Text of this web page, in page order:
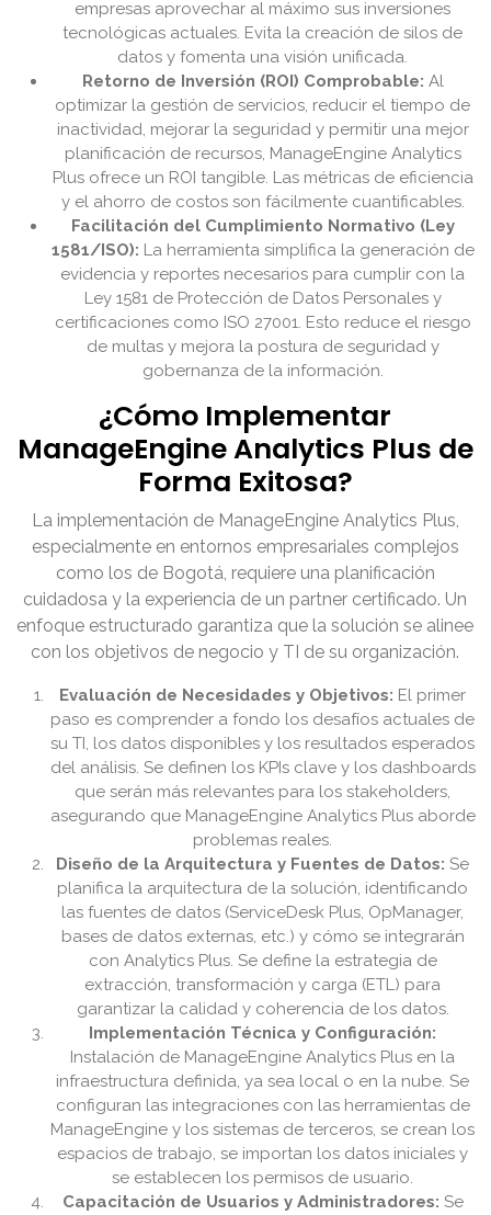
empresas aprovechar al máximo sus inversiones
tecnológicas actuales. Evita la creación de silos de
datos y fomenta una visión unificada.
Retorno de Inversión (ROI) Comprobable: Al
optimizar la gestión de servicios, reducir el tiempo de
inactividad, mejorar la seguridad y permitir una mejor
planificación de recursos, ManageEngine Analytics
Plus ofrece un ROI tangible. Las métricas de eficiencia
y el ahorro de costos son fácilmente cuantificables.
Facilitación del Cumplimiento Normativo (Ley
1581/ISO): La herramienta simplifica la generación de
evidencia y reportes necesarios para cumplir con la
Ley 1581 de Protección de Datos Personales y
certificaciones como ISO 27001. Esto reduce el riesgo
de multas y mejora la postura de seguridad y
gobernanza de la información.
¿Cómo Implementar
ManageEngine Analytics Plus de
Forma Exitosa?
La implementación de ManageEngine Analytics Plus,
especialmente en entornos empresariales complejos
como los de Bogotá, requiere una planificación
cuidadosa y la experiencia de un partner certificado. Un
enfoque estructurado garantiza que la solución se alinee
con los objetivos de negocio y TI de su organización.
Evaluación de Necesidades y Objetivos: El primer
paso es comprender a fondo los desafíos actuales de
su TI, los datos disponibles y los resultados esperados
del análisis. Se definen los KPIs clave y los dashboards
que serán más relevantes para los stakeholders,
asegurando que ManageEngine Analytics Plus aborde
problemas reales.
Diseño de la Arquitectura y Fuentes de Datos: Se
planifica la arquitectura de la solución, identificando
las fuentes de datos (ServiceDesk Plus, OpManager,
bases de datos externas, etc.) y cómo se integrarán
con Analytics Plus. Se define la estrategia de
extracción, transformación y carga (ETL) para
garantizar la calidad y coherencia de los datos.
Implementación Técnica y Configuración:
Instalación de ManageEngine Analytics Plus en la
infraestructura definida, ya sea local o en la nube. Se
configuran las integraciones con las herramientas de
ManageEngine y los sistemas de terceros, se crean los
espacios de trabajo, se importan los datos iniciales y
se establecen los permisos de usuario.
Capacitación de Usuarios y Administradores: Se